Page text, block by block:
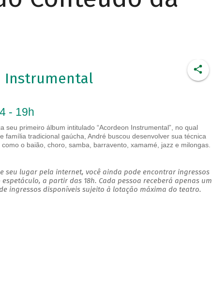
Instrumental
- 19h
primeiro álbum intitulado “Acordeon Instrumental”, no qual
família tradicional gaúcha, André buscou desenvolver sua técnica
o baião, choro, samba, barravento, xamamé, jazz e milongas.
seu lugar pela internet, você ainda pode encontrar ingressos
a partir das 18h. Cada pessoa receberá apenas um
ingressos disponíveis sujeito à lotação máxima do teatro.